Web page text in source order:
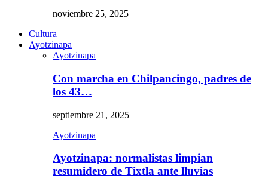
noviembre 25, 2025
Cultura
Ayotzinapa
Ayotzinapa
Con marcha en Chilpancingo, padres de
los 43…
septiembre 21, 2025
Ayotzinapa
Ayotzinapa: normalistas limpian
resumidero de Tixtla ante lluvias